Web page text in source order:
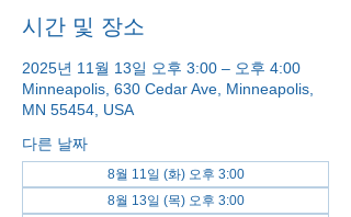
시간 및 장소
2025년 11월 13일 오후 3:00 – 오후 4:00
Minneapolis, 630 Cedar Ave, Minneapolis,
MN 55454, USA
다른 날짜
8월 11일 (화) 오후 3:00
8월 13일 (목) 오후 3:00